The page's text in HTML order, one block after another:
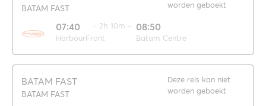
BATAM FAST
07:40
HarbourFront
·· 2h 10m ·· 08:50
Batam Centre
worden geboekt
BATAM FAST
BATAM FAST
Deze reis kan niet
worden geboekt